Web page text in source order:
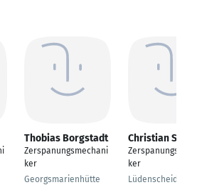
Thobias Borgstadt
Zerspanungsmechani
ker
Georgsmarienhütte
Christian
ker
Lüdenscheid